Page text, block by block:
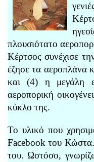
πλουσιότατο
Κέρτσος συνέχισε
έζησε τα αεροπλάνα
και (4) η μεγάλη
αεροπορική
κύκλο της.
Το υλικό που
Facebook του Κώστα.
του. Ωστόσο,